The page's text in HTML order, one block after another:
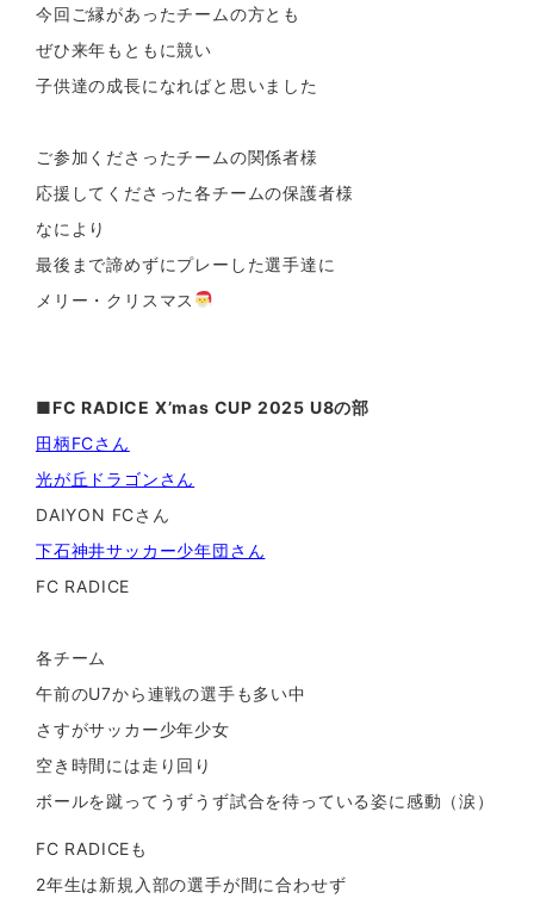
今回ご縁があったチームの方とも
ぜひ来年もともに競い
子供達の成長になればと思いました
ご参加くださったチームの関係者様
応援してくださった各チームの保護者様
なにより
最後まで諦めずにプレーした選手達に
メリー・クリスマス
■FC RADICE X’mas CUP 2025 U8の部
田柄FCさん
光が丘ドラゴンさん
DAIYON FCさん
下石神井サッカー少年団さん
FC RADICE
各チーム
午前のU7から連戦の選手も多い中
さすがサッカー少年少女
空き時間には走り回り
ボールを蹴ってうずうず試合を待っている姿に感動（涙）
FC RADICEも
2年生は新規入部の選手が間に合わせず